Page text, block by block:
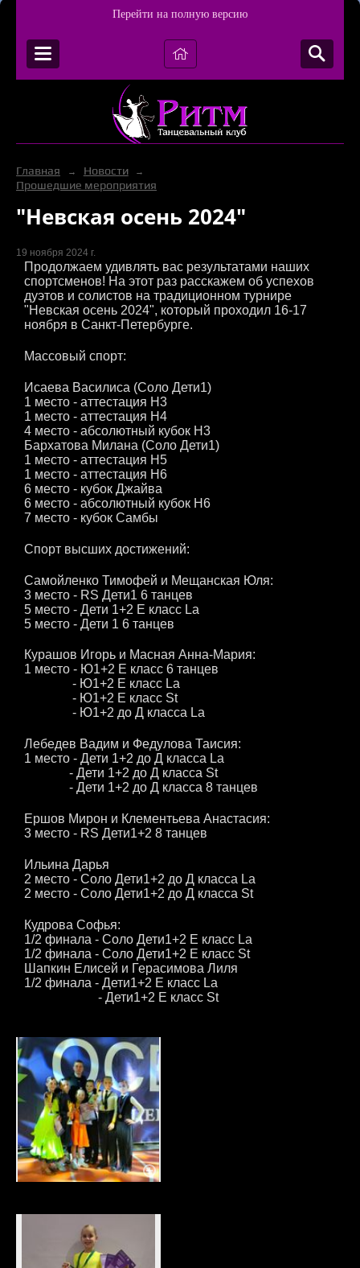
Перейти на полную версию
Главная → Новости →
Прошедшие мероприятия
"Невская осень 2024"
19 ноября 2024 г.
Продолжаем удивлять вас результатами наших
спортсменов! На этот раз расскажем об успехов
дуэтов и солистов на традиционном турнире
"Невская осень 2024", который проходил 16-17
ноября в Санкт-Петербурге.
Массовый спорт:
Исаева Василиса (Соло Дети1)
1 место - аттестация Н3
1 место - аттестация Н4
4 место - абсолютный кубок Н3
Бархатова Милана (Соло Дети1)
1 место - аттестация Н5
1 место - аттестация Н6
6 место - кубок Джайва
6 место - абсолютный кубок Н6
7 место - кубок Самбы
Спорт высших достижений:
Самойленко Тимофей и Мещанская Юля:
3 место - RS Дети1 6 танцев
5 место - Дети 1+2 Е класс La
5 место - Дети 1 6 танцев
Курашов Игорь и Масная Анна-Мария:
1 место - Ю1+2 Е класс 6 танцев
- Ю1+2 Е класс La
- Ю1+2 Е класс St
- Ю1+2 до Д класса La
Лебедев Вадим и Федулова Таисия:
1 место - Дети 1+2 до Д класса La
- Дети 1+2 до Д класса St
- Дети 1+2 до Д класса 8 танцев
Ершов Мирон и Клементьева Анастасия:
3 место - RS Дети1+2 8 танцев
Ильина Дарья
2 место - Соло Дети1+2 до Д класса La
2 место - Соло Дети1+2 до Д класса St
Кудрова Софья:
1/2 финала - Соло Дети1+2 Е класс La
1/2 финала - Соло Дети1+2 Е класс St
Шапкин Елисей и Герасимова Лиля
1/2 финала - Дети1+2 Е класс La
- Дети1+2 Е класс St